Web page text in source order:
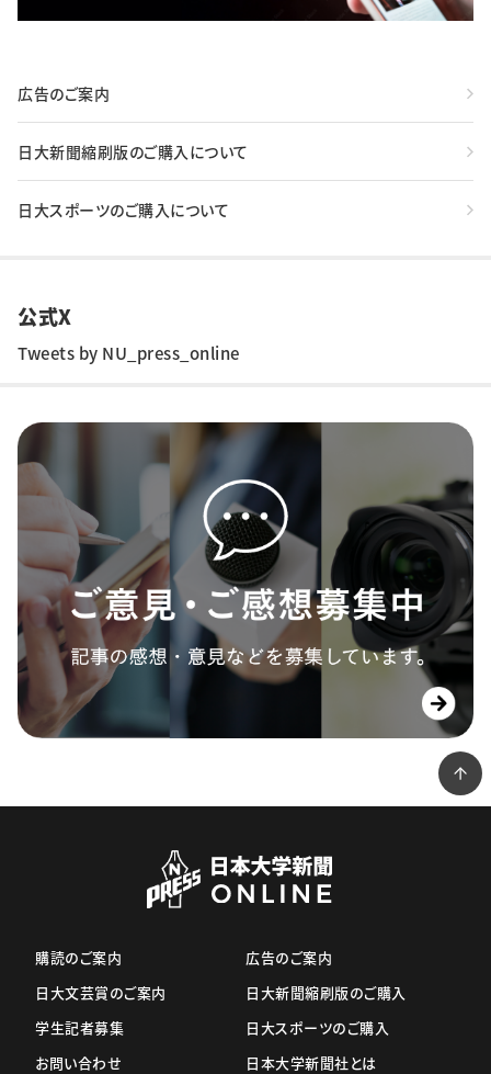
広告のご案内
日大新聞縮刷版のご購入について
日大スポーツのご購入について
公式X
Tweets by NU_press_online
購読のご案内
日大文芸賞のご案内
学生記者募集
お問い合わせ
広告のご案内
日大新聞縮刷版のご購入
日大スポーツのご購入
日本大学新聞社とは